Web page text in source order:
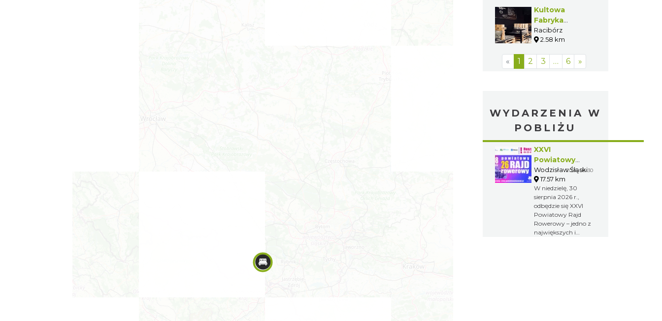
Kultowa
Fabryka
Zapiekanek
Racibórz
2.58 km
« 1 2 3 … 6 »
WYDARZENIA W
POBLIŻU
XXVI
Powiatowy
Rajd Rowerowy
Wodzisław Śląski
2026-08-30
17.57 km
W niedzielę, 30
sierpnia 2026 r.,
odbędzie się XXVI
Powiatowy Rajd
Rowerowy – jedno z
największych i